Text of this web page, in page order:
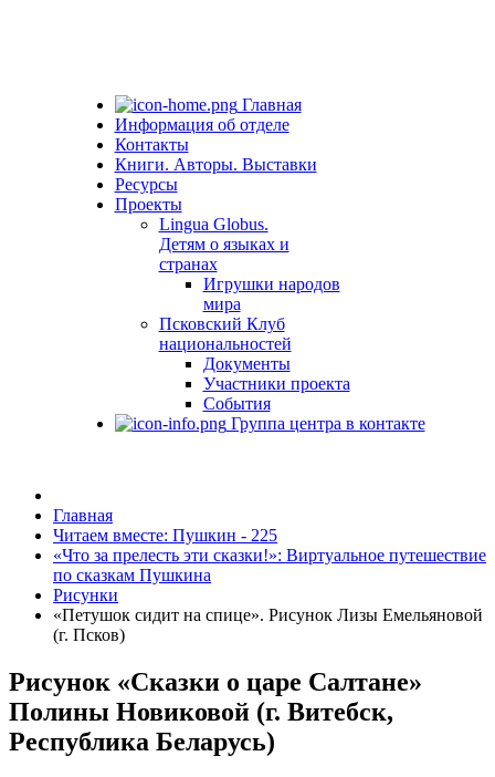
Главная
Информация об отделе
Контакты
Книги. Авторы. Выставки
Ресурсы
Проекты
Lingua Globus.
Детям о языках и
странах
Игрушки народов
мира
Псковский Клуб
национальностей
Документы
Участники проекта
События
Группа центра в контакте
Главная
Читаем вместе: Пушкин - 225
«Что за прелесть эти сказки!»: Виртуальное путешествие
по сказкам Пушкина
Рисунки
«Петушок сидит на спице». Рисунок Лизы Емельяновой
(г. Псков)
Рисунок «Сказки о царе Салтане»
Полины Новиковой (г. Витебск,
Республика Беларусь)